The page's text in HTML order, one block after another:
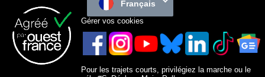
Français
Gérer vos cookies
Pour les trajets courts, privilégiez la marche ou le